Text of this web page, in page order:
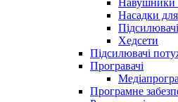
Навушники
Насадки
Хедсети
Підсилювачі
Програвачі
Програмне